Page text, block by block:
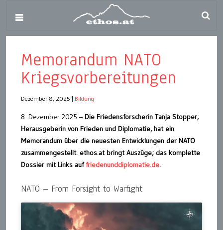
Memorandum NATO
Kriegsvorbereitungen
Dezember 8, 2025 Bildung
8. Dezember 2025 – Die Friedensforscherin Tanja Stopper,
Herausgeberin von Frieden und Diplomatie, hat ein
Memorandum über die neuesten Entwicklungen der NATO
zusammengestellt. ethos.at bringt Auszüge; das komplette
Dossier mit Links auffriedenunddiplomatie.de.
NATO – From Forsight to Warfight